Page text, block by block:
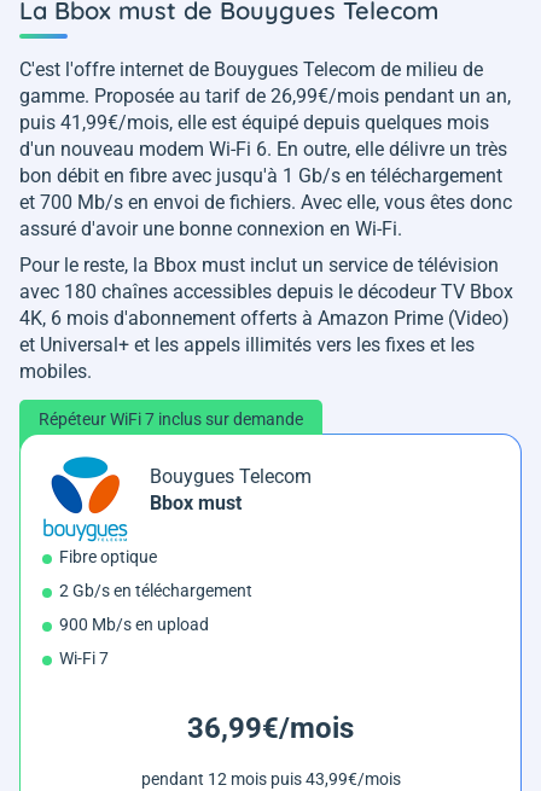
La Bbox must de Bouygues Telecom
C'est l'offre internet de Bouygues Telecom de milieu de
gamme. Proposée au tarif de 26,99€/mois pendant un an,
puis 41,99€/mois, elle est équipé depuis quelques mois
d'un nouveau modem Wi-Fi 6. En outre, elle délivre un très
bon débit en fibre avec jusqu'à 1 Gb/s en téléchargement
et 700 Mb/s en envoi de fichiers. Avec elle, vous êtes donc
assuré d'avoir une bonne connexion en Wi-Fi.
Pour le reste, la Bbox must inclut un service de télévision
avec 180 chaînes accessibles depuis le décodeur TV Bbox
4K, 6 mois d'abonnement offerts à Amazon Prime (Video)
et Universal+ et les appels illimités vers les fixes et les
mobiles.
Répéteur WiFi 7 inclus sur demande
Bouygues Telecom
Bbox must
Fibre optique
2 Gb/s en téléchargement
900 Mb/s en upload
Wi-Fi 7
36,99€/mois
pendant 12 mois puis 43,99€/mois